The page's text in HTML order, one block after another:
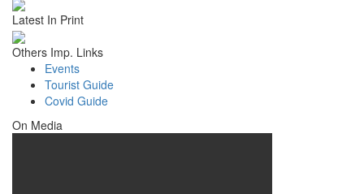
Latest In Print
Others Imp. Links
Events
Tourist Guide
Covid Guide
On Media